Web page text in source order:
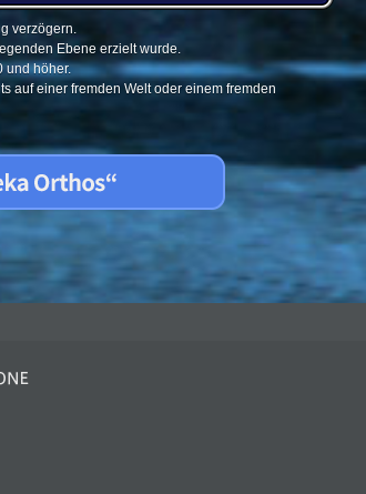
verzögern.
Ebene erzielt wurde.
und höher.
auf einer fremden Welt oder einem fremden